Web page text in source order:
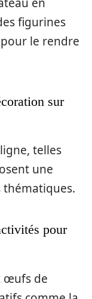
figurines
le rendre
sur
telles
une
thématiques.
pour
œufs de